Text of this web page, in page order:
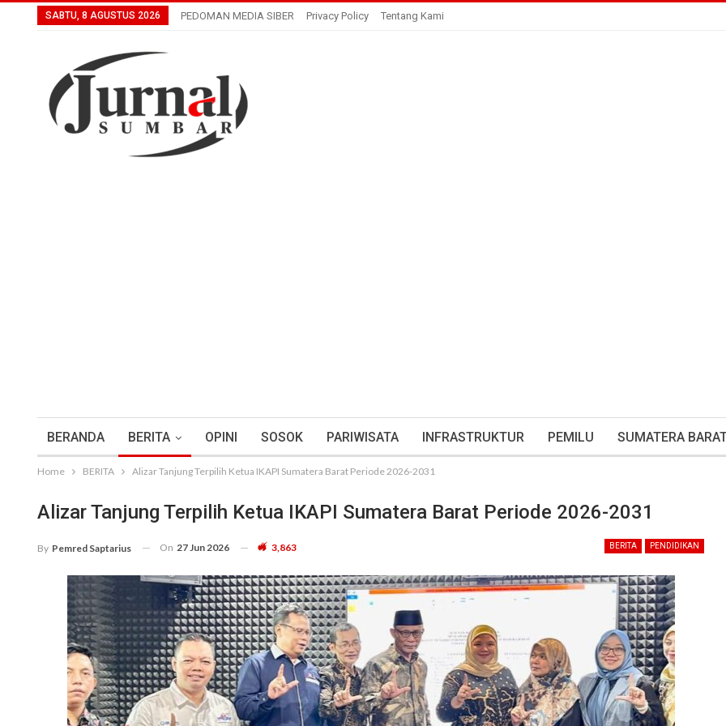
SABTU, 8 AGUSTUS 2026 PEDOMAN MEDIA SIBER Privacy Policy Tentang Kami
BERANDA BERITA OPINI SOSOK PARIWISATA INFRASTRUKTUR PEMILU SUMATERA
Home BERITA Alizar Tanjung Terpilih Ketua IKAPI Sumatera Barat Periode 2026-2031
Alizar Tanjung Terpilih Ketua IKAPI Sumatera Barat Periode 2026-2031
BERITA PENDIDIKAN
By Pemred Saptarius On 27 Jun 2026 3,863